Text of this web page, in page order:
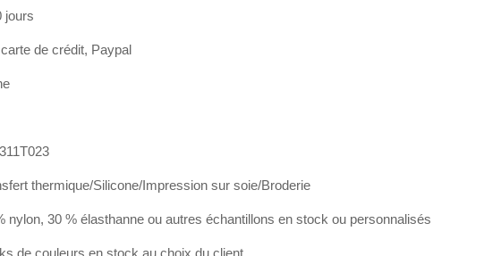
jours
de crédit, Paypal
thermique/Silicone/Impression sur soie/Broderie
nylon, 30 % élasthanne ou autres échantillons en stock ou personnalisés